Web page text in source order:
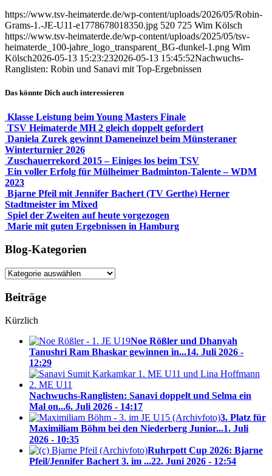
https://www.tsv-heimaterde.de/wp-content/uploads/2026/05/Robin-
Grams-1.-JE-U11-e1778678018350.jpg 520 725 Wim Kölsch
https://www.tsv-heimaterde.de/wp-content/uploads/2025/05/tsv-
heimaterde_100-jahre_logo_transparent_BG-dunkel-1.png Wim
Kölsch2026-05-13 15:23:232026-05-13 15:45:52Nachwuchs-
Ranglisten: Robin und Sanavi mit Top-Ergebnissen
Das könnte Dich auch interessieren
Klasse Leistung beim Young Masters Finale
TSV Heimaterde MH 2 gleich doppelt gefordert
Daniela Zurek gewinnt Dameneinzel beim Münsteraner
Winterturnier 2026
Zuschauerrekord 2015 – Einiges los beim TSV
Ein voller Erfolg für Mülheimer Badminton-Talente – WDM
2023
Bjarne Pfeil mit Jennifer Bachert (TV Gerthe) Herner
Stadtmeister im Mixed
Spiel der Zweiten auf heute vorgezogen
Marie mit guten Ergebnissen in Hamburg
Blog-Kategorien
Blog-
Beiträge
Kürzlich
Noe Rößler und Dhanyah
Tanushri Ram Bhaskar gewinnen in...14. Juli 2026 -
12:29
Nachwuchs-Ranglisten: Sanavi doppelt und Selma ein
Mal on...6. Juli 2026 - 14:17
3. Platz für
Maximiliam Böhm bei den Niederberg Junior...1. Juli
2026 - 10:35
Ruhrpott Cup 2026: Bjarne
Pfeil/Jennifer Bachert 3. im ...22. Juni 2026 - 12:54